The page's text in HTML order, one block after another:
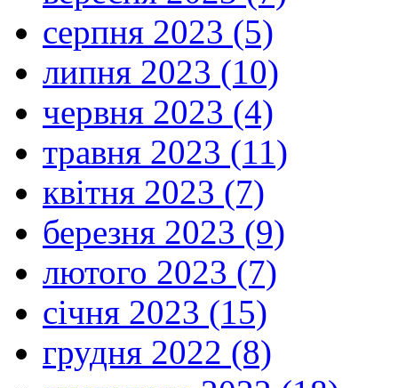
серпня 2023 (5)
липня 2023 (10)
червня 2023 (4)
травня 2023 (11)
квітня 2023 (7)
березня 2023 (9)
лютого 2023 (7)
січня 2023 (15)
грудня 2022 (8)